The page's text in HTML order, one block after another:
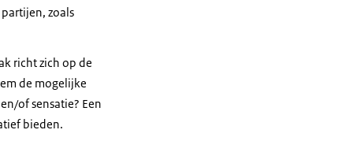
zoals
richt zich op de
de mogelijke
of sensatie? Een
bieden.